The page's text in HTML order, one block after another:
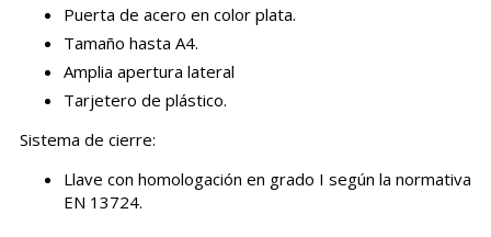
Puerta de acero en color plata.
Tamaño hasta A4.
Amplia apertura lateral
Tarjetero de plástico.
Sistema de cierre:
Llave con homologación en grado I según la normativa
EN 13724.